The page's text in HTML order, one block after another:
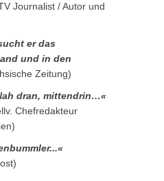
Journalist / Autor und
er das
und in den
Zeitung)
dran, mittendrin…«
Chefredakteur